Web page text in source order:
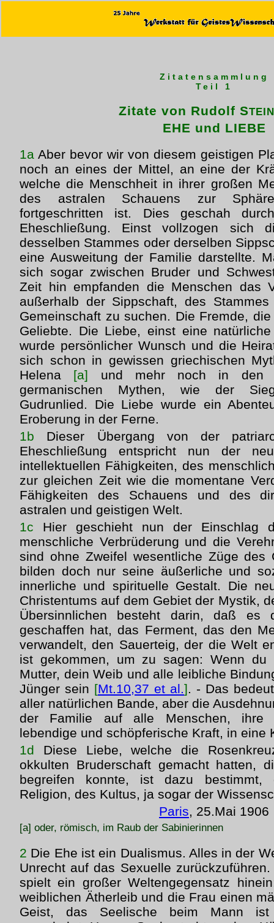
Zitatensammlung
Teil 1
Zitate von Rudolf S
EHE und LIEBE
1a Aber bevor wir von diesem geistigen
noch an eines der Mittel, an eine der
welche die Menschheit in ihrer großen
des astralen Schauens zur
fortgeschritten ist. Dies geschah
Eheschließung. Einst vollzogen sich
desselben Stammes oder derselben
eine Ausweitung der Familie darstellte.
sich sogar zwischen Bruder und
Zeit hin empfanden die Menschen das
außerhalb der Sippschaft, des
Gemeinschaft zu suchen. Die Fremde,
Geliebte. Die Liebe, einst eine
wurde persönlicher Wunsch und die
sich schon in gewissen griechischen
Helena [a] und mehr noch in den
germanischen Mythen, wie der
Gudrunlied. Die Liebe wurde ein
Eroberung in der Ferne.
1b Dieser Übergang von der
Eheschließung entspricht nun der
intellektuellen Fähigkeiten, des
zur gleichen Zeit wie die momentane
Fähigkeiten des Schauens und des
astralen und geistigen Welt.
1c Hier geschieht nun der Einschlag
menschliche Verbrüderung und die
sind ohne Zweifel wesentliche Züge des
bilden doch nur seine äußerliche und
innerliche und spirituelle Gestalt. Die
Christentums auf dem Gebiet der Mystik,
Übersinnlichen besteht darin, daß es
geschaffen hat, das Ferment, das den
verwandelt, den Sauerteig, der die Welt
ist gekommen, um zu sagen: Wenn du
Mutter, dein Weib und alle leibliche
Jünger sein [Mt.10,37 et al.]. - Das
aller natürlichen Bande, aber die
der Familie auf alle Menschen, ihre
lebendige und schöpferische Kraft, in eine
1d Diese Liebe, welche die
okkulten Bruderschaft gemacht hatten,
begreifen konnte, ist dazu bestimmt,
Religion, des Kultus, ja sogar der
Paris, 25.Mai
[a] oder, römisch, im Raub der Sabinierinnen
2 Die Ehe ist ein Dualismus. Alles in der
Unrecht auf das Sexuelle
spielt ein großer Weltengegensatz
weiblichen Ätherleib und die Frau einen
Geist, das Seelische beim Mann